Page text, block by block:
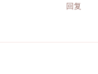
回复